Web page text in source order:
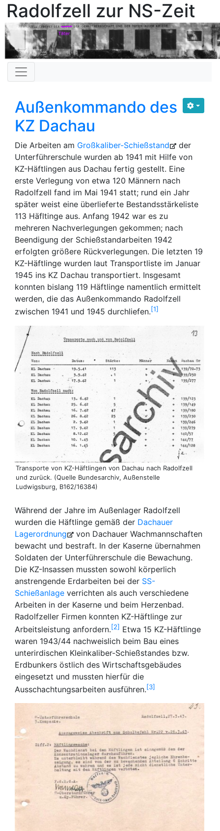
Radolfzell zur NS-Zeit
Außenkommando des
KZ Dachau
Die Arbeiten am Großkaliber-Schießstand
der
Unterführerschule wurden ab 1941 mit Hilfe von
KZ-Häftlingen aus Dachau fertig gestellt. Eine
erste Verlegung von etwa 120 Männern nach
Radolfzell fand im Mai 1941 statt; rund ein Jahr
später weist eine überlieferte Bestandsstärkeliste
113 Häfltinge aus. Anfang 1942 war es zu
mehreren Nachverlegungen gekommen; nach
Beendigung der Schießstandarbeiten 1942
erfolgten größere Rückverlegungen. Die letzten 19
KZ-Häftlinge wurden laut Transportliste im Januar
1945 ins KZ Dachau transportiert. Insgesamt
konnten bislang 119 Häftlinge namentlich ermittelt
werden, die das Außenkommando Radolfzell
zwischen 1941 und 1945 durchliefen. 1
Transporte von KZ-Häftlingen von Dachau nach Radolfzell
und zurück. (Quelle Bundesarchiv, Außenstelle
Ludwigsburg, B162/16384)
Während der Jahre im Außenlager Radolfzell
wurden die Häftlinge gemäß der Dachauer
Lagerordnung
von Dachauer Wachmannschaften
bewacht und bestraft. In der Kaserne übernahmen
Soldaten der Unterführerschule die Bewachung.
Die KZ-Insassen mussten sowohl körperlich
anstrengende Erdarbeiten bei der SS-
Schießanlage verrichten als auch verschiedene
Arbeiten in der Kaserne und beim Herzenbad.
Radolfzeller Firmen konnten KZ-Häftlinge zur
Arbeitsleistung anfordern. 2
Etwa 15 KZ-Häftlinge
waren 1943/44 nachweislich beim Bau eines
unterirdischen Kleinkaliber-Schießstandes bzw.
Erdbunkers östlich des Wirtschaftsgebäudes
eingesetzt und mussten hierfür die
Ausschachtungsarbeiten ausführen. 3